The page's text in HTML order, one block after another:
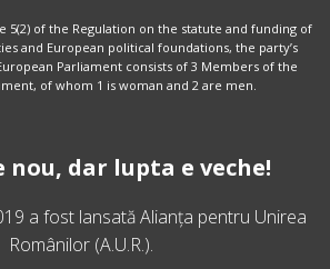
5(2) of the Regulation on the statute and funding of
and European political foundations, the party’s
Parliament consists of 3 Members of the
of whom 1 is woman and 2 are men.
nou, dar lupta e veche!
a fost lansatăAlianța pentru Unirea
Românilor (A.U.R.).